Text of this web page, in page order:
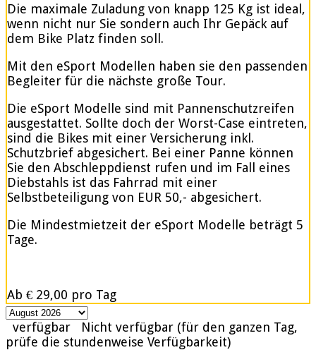
Die maximale Zuladung von knapp 125 Kg ist ideal,
wenn nicht nur Sie sondern auch Ihr Gepäck auf
dem Bike Platz finden soll.
Mit den eSport Modellen haben sie den passenden
Begleiter für die nächste große Tour.
Die eSport Modelle sind mit Pannenschutzreifen
ausgestattet. Sollte doch der Worst-Case eintreten,
sind die Bikes mit einer Versicherung inkl.
Schutzbrief abgesichert. Bei einer Panne können
Sie den Abschleppdienst rufen und im Fall eines
Diebstahls ist das Fahrrad mit einer
Selbstbeteiligung von EUR 50,- abgesichert.
Die Mindestmietzeit der eSport Modelle beträgt 5
Tage.
Ab € 29,00 pro Tag
verfügbar
Nicht verfügbar (für den ganzen Tag,
prüfe die stundenweise Verfügbarkeit)